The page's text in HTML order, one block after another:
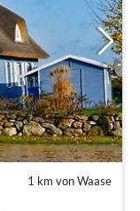
1 km von Waase